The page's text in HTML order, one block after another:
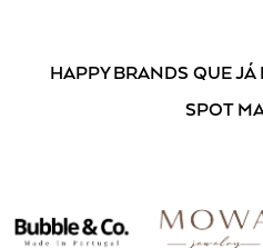
HAPPY BRANDS QUE JÁ
SPOT